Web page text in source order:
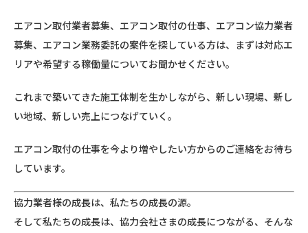
エアコン取付業者募集、エアコン取付の仕事、エアコン協力業者
募集、エアコン業務委託の案件を探している方は、まずは対応エ
リアや希望する稼働量についてお聞かせください。
これまで築いてきた施工体制を生かしながら、新しい現場、新し
い地域、新しい売上につなげていく。
エアコン取付の仕事を今より増やしたい方からのご連絡をお待ち
しています。
協力業者様の成長は、私たちの成長の源。
そして私たちの成長は、協力会社さまの成長につながる、そんな